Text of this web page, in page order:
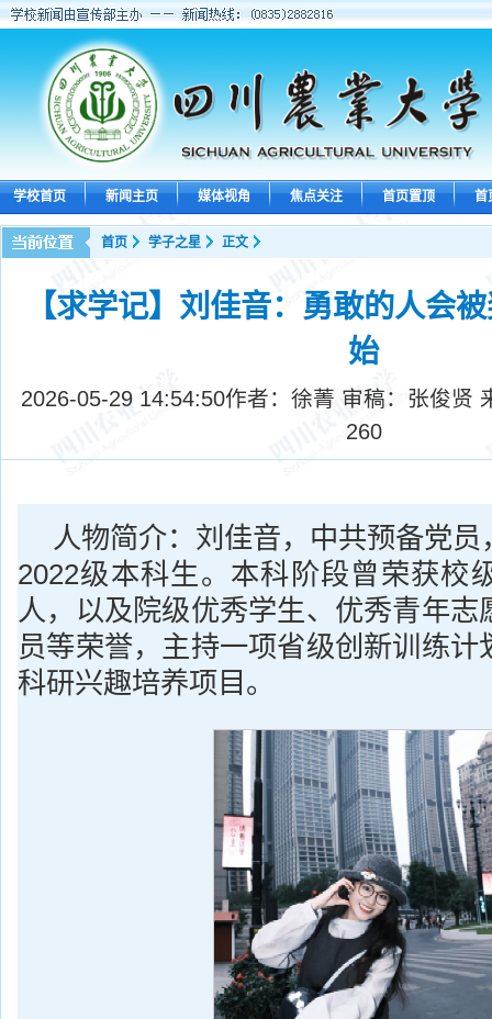
学校首页 新闻主页 媒体视角 焦点关注 首页置顶 首
首页 学子之星 正文
【求学记】刘佳音：勇敢的人会
始
2026-05-29 14:54:50作者：徐菁 审稿：张俊贤
260
人物简介：刘佳音，中共预备党
2022级本科生。本科阶段曾荣获校
人，以及院级优秀学生、优秀青年志
员等荣誉，主持一项省级创新训练计
科研兴趣培养项目。